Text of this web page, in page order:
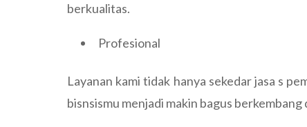
berkualitas.
Profesional
Layanan kami tidak hanya sekedar jasa s
bisnsismu menjadi makin bagus berkembang